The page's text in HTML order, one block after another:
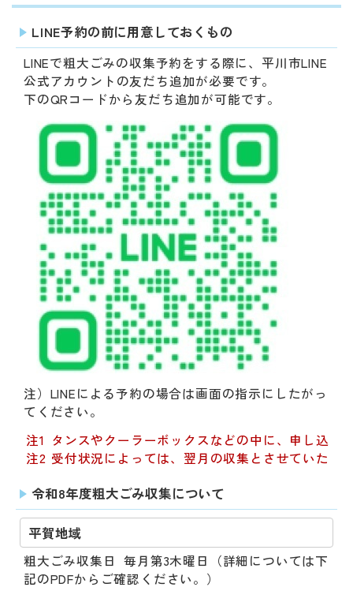
LINE予約の前に用意しておくもの
LINEで粗大ごみの収集予約をする際に、平川市LINE
公式アカウントの友だち追加が必要です。
下のQRコードから友だち追加が可能です。
​注）LINEによる予約の場合は画面の指示にしたがっ
てください。
注1
注2
タンスやクーラーボックスなどの中に、申し込み
受付状況によっては、翌月の収集とさせていただ
令和8年度粗大ごみ収集について
平賀地域
粗大ごみ収集日 毎月第3木曜日（詳細については下
記のPDFからご確認ください。）